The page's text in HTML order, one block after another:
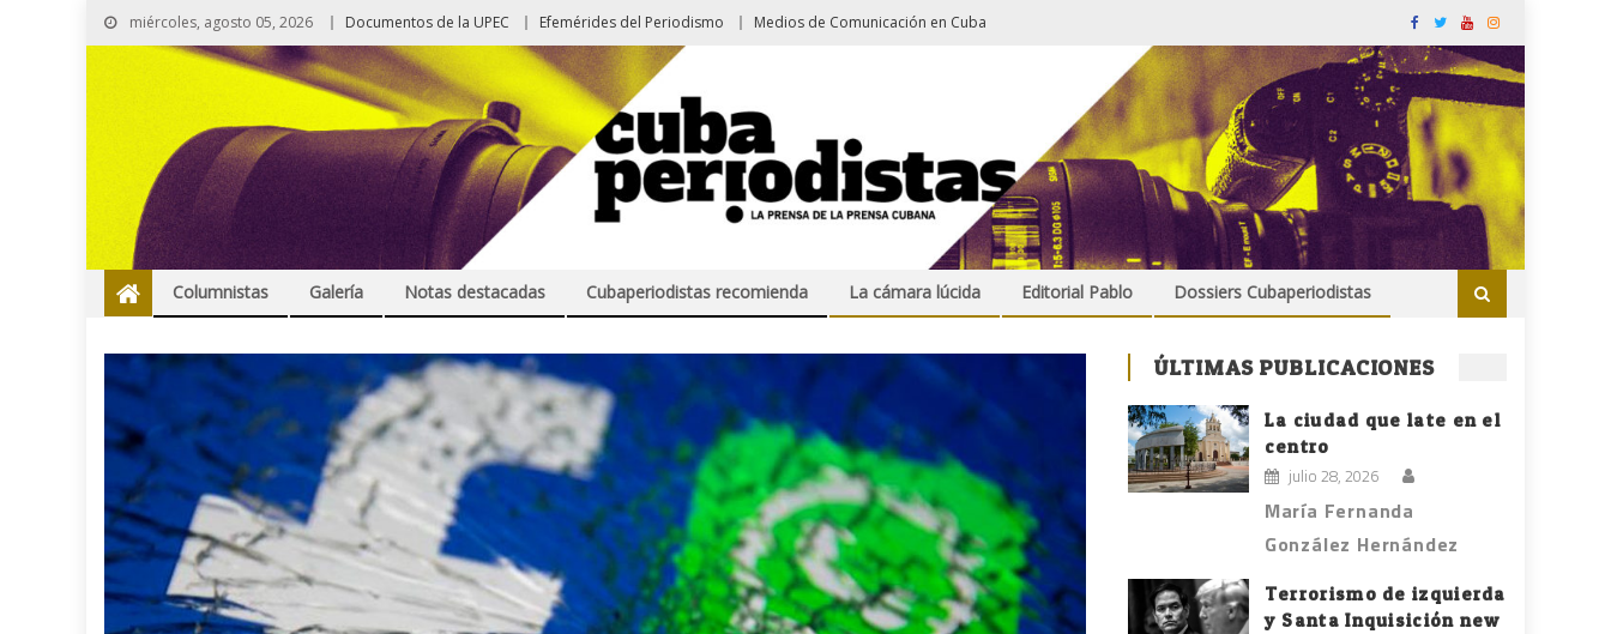
miércoles, agosto 05, 2026 Documentos de la UPEC Efemérides del Periodismo Medios de Comunicación en Cuba
Columnistas Galería Notas destacadas Cubaperiodistas recomienda La cámara lúcida Editorial Pablo Dossiers Cubaperiodistas
ÚLTIMAS PUBLICACIONES
La ciudad que late en el
centro
julio 28, 2026
María Fernanda
González Hernández
Terrorismo de izquierda
y Santa Inquisición new